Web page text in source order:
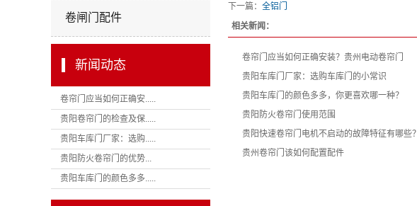
卷闸门配件
新闻动态
卷帘门应当如何正确安.....
贵阳卷帘门的检查及保.....
贵阳车库门厂家：选购.....
贵阳防火卷帘门的优势...
贵阳车库门的颜色多多.....
下一篇： 全铝门
相关新闻：
卷帘门应当如何正确安装？贵州电动卷帘门
贵阳车库门厂家：选购车库门的小常识
贵阳车库门的颜色多多，你更喜欢哪一种？
贵阳防火卷帘门使用范围
贵阳快速卷帘门电机不启动的故障特征有哪些？
贵州卷帘门该如何配置配件